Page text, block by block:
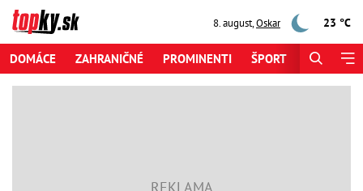
8. august,Oskar 23 °C
DOMÁCE ZAHRANIČNÉ PROMINENTI ŠPORT